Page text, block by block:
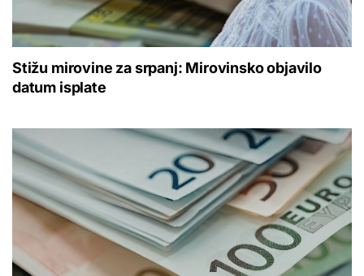
Stižu mirovine za srpanj: Mirovinsko objavilo
datum isplate